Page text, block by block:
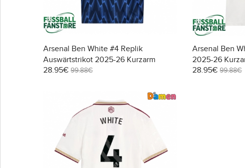
Arsenal Ben White #4 Replik
Auswärtstrikot 2025-26 Kurzarm
28.95€ 99.88€
Arsenal Ben
2025-26
28.95€ 99.88€